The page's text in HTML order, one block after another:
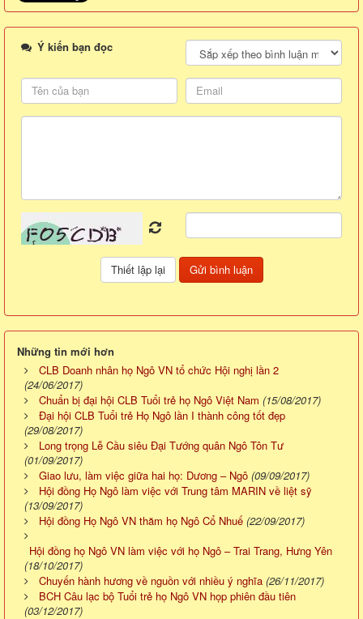
Ý kiến bạn đọc
Những tin mới hơn
CLB Doanh nhân họ Ngô VN tổ chức Hội nghị lần 2
(24/06/2017)
Chuẩn bị đại hội CLB Tuổi trẻ họ Ngô Việt Nam (15/08/2017)
Đại hội CLB Tuổi trẻ Họ Ngô lần I thành công tốt đẹp
(29/08/2017)
Long trọng Lễ Cầu siêu Đại Tướng quân Ngô Tôn Tư
(01/09/2017)
Giao lưu, làm việc giữa hai họ: Dương – Ngô (09/09/2017)
Hội đồng Họ Ngô làm việc với Trung tâm MARIN về liệt sỹ
(13/09/2017)
Hội đồng Họ Ngô VN thăm họ Ngô Cổ Nhuế (22/09/2017)
Hội đồng họ Ngô VN làm việc với họ Ngô – Trai Trang, Hưng Yên
(18/10/2017)
Chuyến hành hương về nguồn với nhiều ý nghĩa (26/11/2017)
BCH Câu lạc bộ Tuổi trẻ họ Ngô VN họp phiên đầu tiên
(03/12/2017)